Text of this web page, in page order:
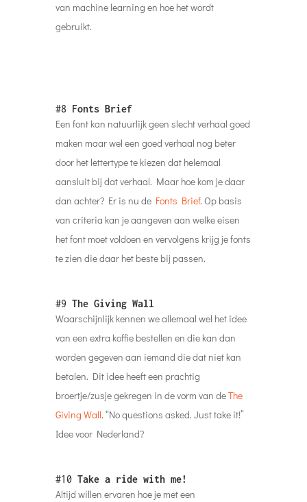
van machine learning en hoe het wordt
gebruikt.
#8 Fonts Brief
Een font kan natuurlijk geen slecht verhaal goed
maken maar wel een goed verhaal nog beter
door het lettertype te kiezen dat helemaal
aansluit bij dat verhaal. Maar hoe kom je daar
dan achter? Er is nu de Fonts Brief. Op basis
van criteria kan je aangeven aan welke eisen
het font moet voldoen en vervolgens krijg je fonts
te zien die daar het beste bij passen.
#9 The Giving Wall
Waarschijnlijk kennen we allemaal wel het idee
van een extra koffie bestellen en die kan dan
worden gegeven aan iemand die dat niet kan
betalen. Dit idee heeft een prachtig
broertje/zusje gekregen in de vorm van deThe
Giving Wall. “No questions asked. Just take it!”
Idee voor Nederland?
#10 Take a ride with me!
Altijd willen ervaren hoe je met een